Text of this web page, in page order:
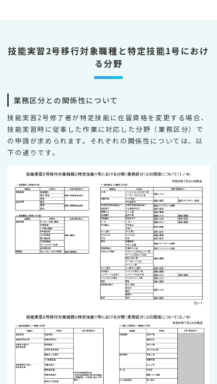
技能実習2号移行対象職種と特定技能1号におけ
る分野
業務区分との関係性について
技能実習2号修了者が特定技能に在留資格を変更する場合、
技能実習時に従事した作業に対応した分野（業務区分）で
の申請が求められます。それぞれの関係性については、以
下の通りです。